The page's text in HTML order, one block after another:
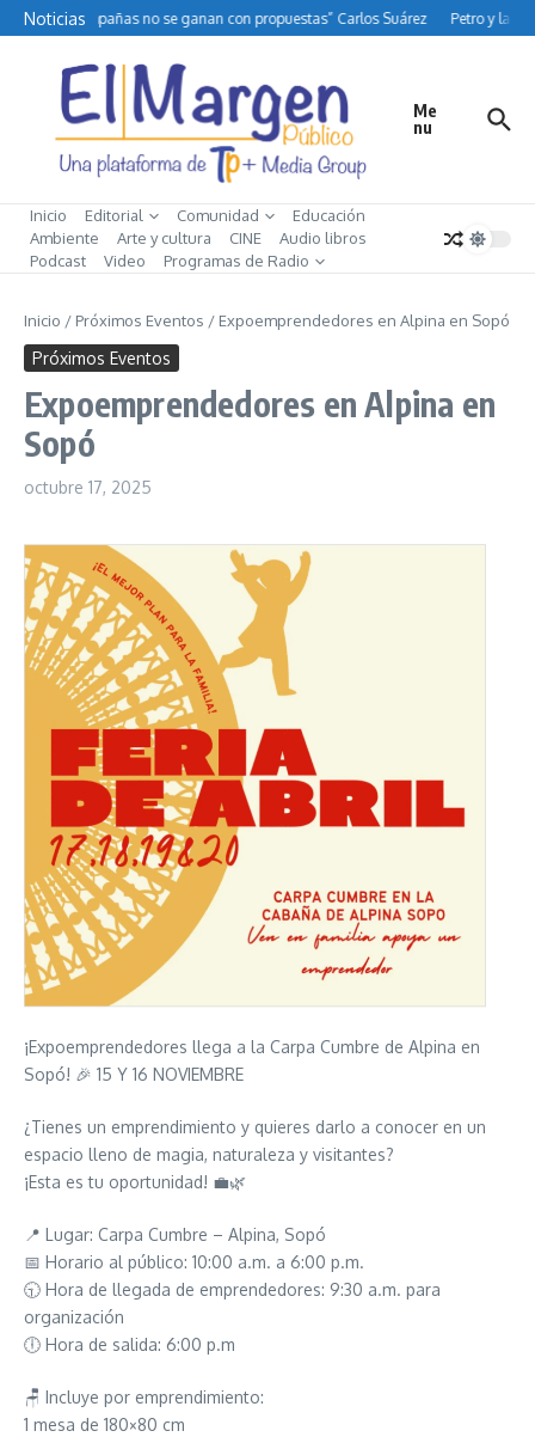
Saltar al contenido
Noticias
“Las campañas no se ganan con propuestas” Carlos Suárez Petro y la
Me
nu
Inicio Editorial Comunidad
Educación
Ambiente
Arte y cultura CINE
Audio libros
Podcast
Video Programas de Radio
Inicio / Próximos Eventos / Expoemprendedores en Alpina en Sopó
Próximos Eventos
Expoemprendedores en Alpina en
Sopó
octubre 17, 2025
¡Expoemprendedores llega a la Carpa Cumbre de Alpina en
Sopó! 🎉 15 Y 16 NOVIEMBRE
¿Tienes un emprendimiento y quieres darlo a conocer en un
espacio lleno de magia, naturaleza y visitantes?
¡Esta es tu oportunidad! 💼🌿
📍 Lugar: Carpa Cumbre – Alpina, Sopó
📅 Horario al público: 10:00 a.m. a 6:00 p.m.
🕤 Hora de llegada de emprendedores: 9:30 a.m. para
organización
🕕 Hora de salida: 6:00 p.m
🪑 Incluye por emprendimiento:
1 mesa de 180×80 cm